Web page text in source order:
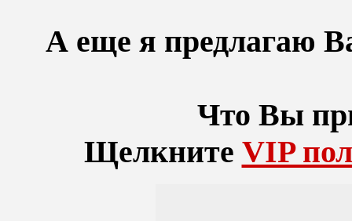
А еще я предлагаю
Что Вы
Щелкните VIP